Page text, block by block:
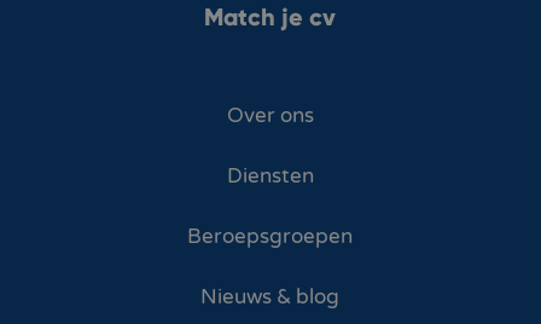
Match je cv
Over ons
Diensten
Beroepsgroepen
Nieuws & blog